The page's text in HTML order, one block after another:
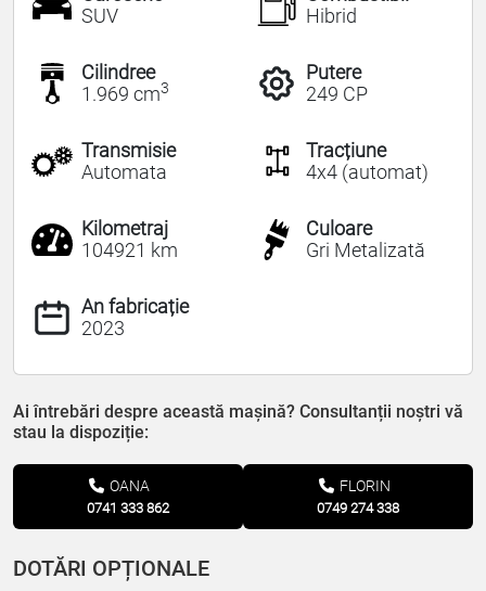
SUV
Hibrid
Cilindree
1.969 cm3
Putere
249 CP
Transmisie
Automata
Tracțiune
4x4 (automat)
Kilometraj
104921 km
Culoare
Gri Metalizată
An fabricație
2023
Ai întrebări despre această mașină? Consultanții noștri vă
stau la dispoziție:
OANA
0741 333 862
FLORIN
0749 274 338
DOTĂRI OPȚIONALE